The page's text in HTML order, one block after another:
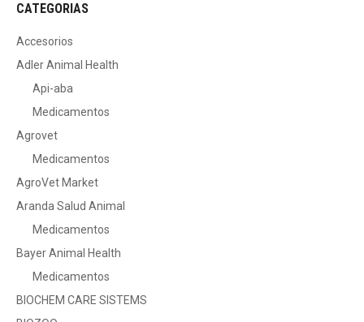
CATEGORIAS
Accesorios
Adler Animal Health
Api-aba
Medicamentos
Agrovet
Medicamentos
AgroVet Market
Aranda Salud Animal
Medicamentos
Bayer Animal Health
Medicamentos
BIOCHEM CARE SISTEMS